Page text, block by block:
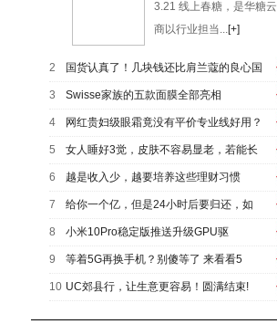
3.21 线上春糖，是华糖云
商以行业担当...[+]
2 国货认真了！几块钱还比肩兰蔻的良心国
3 Swisse家族的五款面膜全部亮相
4 网红贵妇级眼霜竟没有平价专业线好用？
5 女人睡好3觉，皮肤不容易显老，若能长
6 越是收入少，越要培养这些理财习惯
7 给你一个亿，但是24小时后要归还，如
8 小米10Pro稳定版推送升级GPU驱
9 等着5G再换手机？别傻等了 来看看5
10 UC郊县行，让生意更容易！圆满结束!